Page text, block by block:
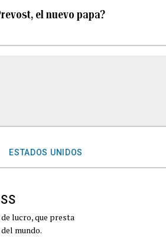
el nuevo papa?
ESTADOS UNIDOS
lucro, que presta
mundo.